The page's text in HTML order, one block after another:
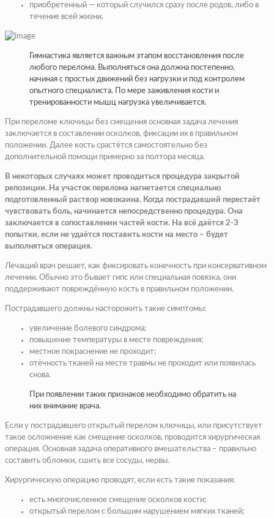
приобретенный — который случился сразу после родов, либо в
течение всей жизни.
Гимнастика является важным этапом восстановления после
любого перелома. Выполняться она должна постепенно,
начиная с простых движений без нагрузки и под контролем
опытного специалиста. По мере заживления кости и
тренированности мышц нагрузка увеличивается.
При переломе ключицы без смещения основная задача лечения
заключается в составлении осколков, фиксации их в правильном
положении. Далее кость срастётся самостоятельно без
дополнительной помощи примерно за полтора месяца.
В некоторых случаях может проводиться процедура закрытой
репозиции. На участок перелома нагнетается специально
подготовленный раствор новокаина. Когда пострадавший перестаёт
чувствовать боль, начинается непосредственно процедура. Она
заключается в сопоставлении частей кости. На всё даётся 2-3
попытки, если не удаётся поставить кости на место – будет
выполняться операция.
Лечащий врач решает, как фиксировать конечность при консервативном
лечении. Обычно это бывает гипс или специальная повязка, они
поддерживают повреждённую кость в правильном положении.
Пострадавшего должны насторожить такие симптомы:
увеличение болевого синдрома;
повышение температуры в месте повреждения;
местное покраснение не проходит;
отёчность тканей на месте травмы не проходит или появилась
снова.
При появлении таких признаков необходимо обратить на
них внимание врача.
Если у пострадавшего открытый перелом ключицы, или присутствует
такое осложнение как смещение осколков, проводится хирургическая
операция. Основная задача оперативного вмешательства – правильно
составить обломки, сшить все сосуды, нервы.
Хирургическую операцию проводят, если есть такие показания:
есть многочисленное смещение осколков кости;
открытый перелом с большим нарушением мягких тканей;